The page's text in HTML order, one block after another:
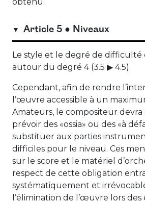
Article 5 ● Niveaux
Le style et le degré de
autour du degré 4 (3.5 ▶ 4.5).
Cependant, afin de rendre
l’œuvre accessible à un
Amateurs, le compositeur
prévoir des «ossia» ou des «à
substituer aux parties
difficiles pour le niveau. Ces
sur le score et le matériel
respect de cette obligation
systématiquement et
l’élimination de l’œuvre lors